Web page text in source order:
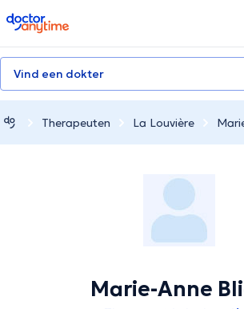
doctoranytime
Vind een dokter
Therapeuten La Louvière
Marie-Anne